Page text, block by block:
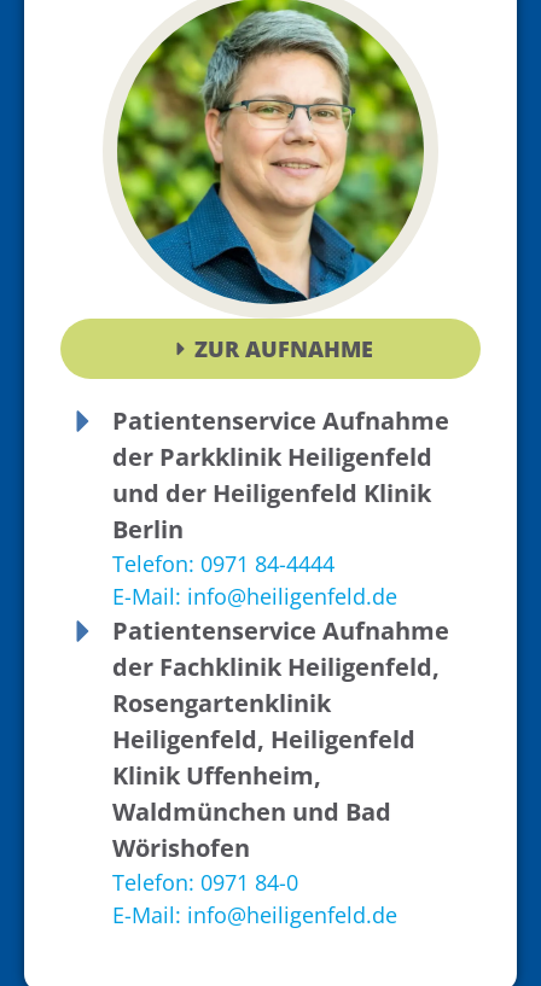
ZUR AUFNAHME
Patientenservice Aufnahme
der Parkklinik Heiligenfeld
und der Heiligenfeld Klinik
Berlin
Telefon: 0971 84-4444
E-Mail: info@heiligenfeld.de
Patientenservice Aufnahme
der Fachklinik Heiligenfeld,
Rosengartenklinik
Heiligenfeld, Heiligenfeld
Klinik Uffenheim,
Waldmünchen und Bad
Wörishofen
Telefon: 0971 84-0
E-Mail: info@heiligenfeld.de